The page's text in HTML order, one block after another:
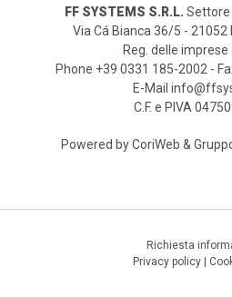
FF SYSTEMS S.R.L. Settore
Via Cá Bianca 36/5 -
Reg. delle imprese
Phone +39 0331 185-2002 -
E-Mail
C.F. e PIVA
Powered byCoriWeb &
Richiesta
Privacy policy